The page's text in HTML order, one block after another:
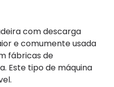
com descarga
e comumente usada
fábricas de
Este tipo de máquina